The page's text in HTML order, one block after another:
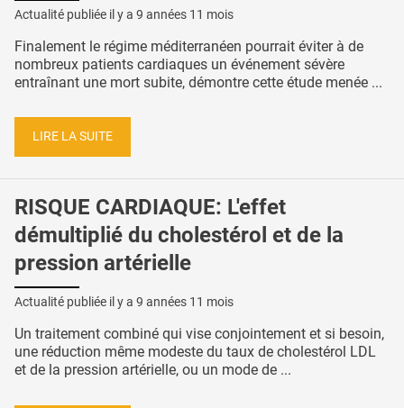
Actualité publiée il y a 9 années 11 mois
Finalement le régime méditerranéen pourrait éviter à de
nombreux patients cardiaques un événement sévère
entraînant une mort subite, démontre cette étude menée ...
LIRE LA SUITE
RISQUE CARDIAQUE: L'effet
démultiplié du cholestérol et de la
pression artérielle
Actualité publiée il y a 9 années 11 mois
Un traitement combiné qui vise conjointement et si besoin,
une réduction même modeste du taux de cholestérol LDL
et de la pression artérielle, ou un mode de ...